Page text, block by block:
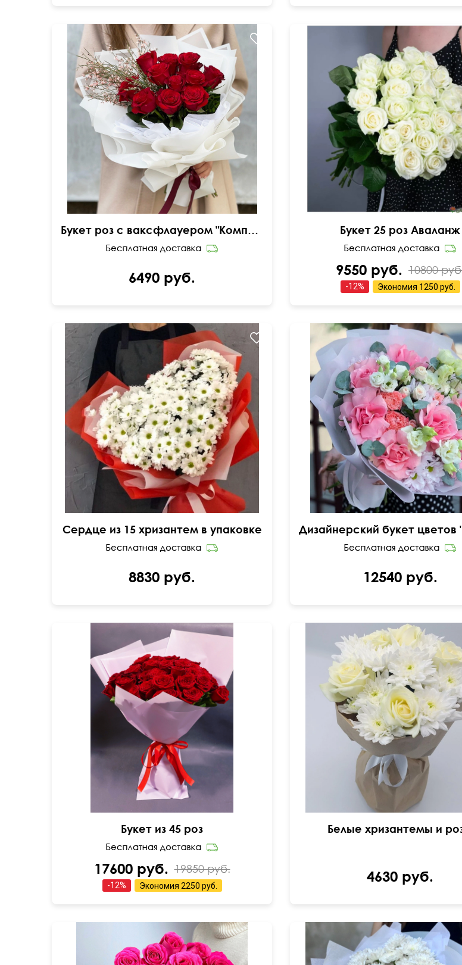
Пышная упаковка
Букет роз с ваксфлауером "Комплимент королеве"
6490 руб.
50 см 25 см
Букет 25 роз Аваланж
9550 руб. 10800
-12% Экономия 1250 руб.
Сердце из 15 хризантем в упаковке
8830 руб.
Вывернутые розы, лизиантусы
гвоздика
12540 руб.
60 см 60 см
Букет из 45 роз
17600 руб. 19850 руб.
-12% Экономия 2250 руб.
Крафт бумага
Белые хризантемы и
4630 руб.